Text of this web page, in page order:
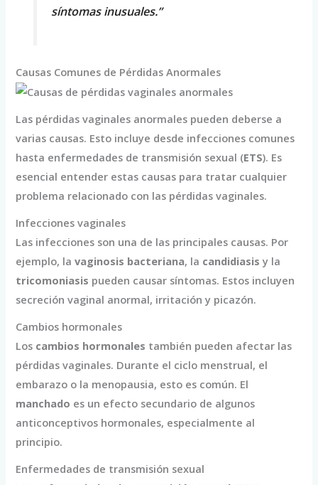
síntomas inusuales.”
Causas Comunes de Pérdidas Anormales
Las pérdidas vaginales anormales pueden deberse a
varias causas. Esto incluye desde infecciones comunes
hasta enfermedades de transmisión sexual (ETS). Es
esencial entender estas causas para tratar cualquier
problema relacionado con las pérdidas vaginales.
Infecciones vaginales
Las infecciones son una de las principales causas. Por
ejemplo, lavaginosis bacteriana, la candidiasis y la
tricomoniasis pueden causar síntomas. Estos incluyen
secreción vaginal anormal, irritación y picazón.
Cambios hormonales
Los cambios hormonales también pueden afectar las
pérdidas vaginales. Durante el ciclo menstrual, el
embarazo o la menopausia, esto es común. El
manchado es un efecto secundario de algunos
anticonceptivos hormonales, especialmente al
principio.
Enfermedades de transmisión sexual